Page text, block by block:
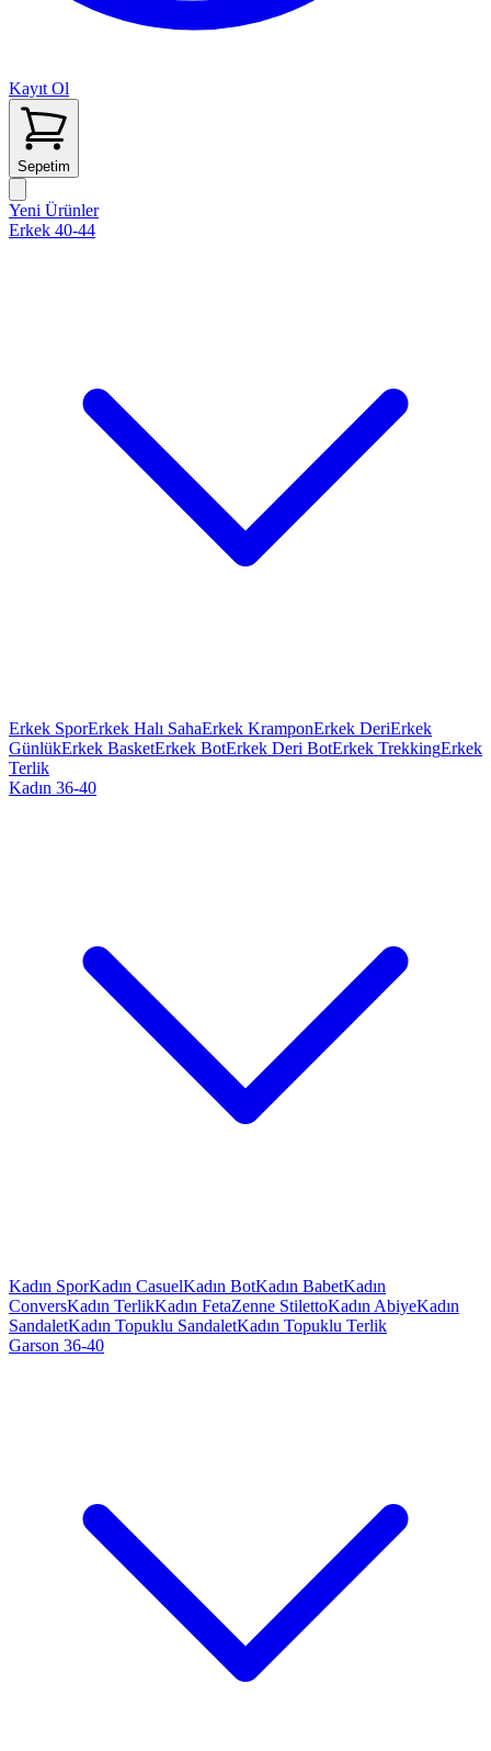
Kayıt Ol
Sepetim
Yeni Ürünler
Erkek 40-44
Erkek SporErkek Halı SahaErkek KramponErkek DeriErkek
GünlükErkek BasketErkek BotErkek Deri BotErkek TrekkingErkek
Terlik
Kadın 36-40
Kadın SporKadın CasuelKadın BotKadın BabetKadın
ConversKadın TerlikKadın FetaZenne StilettoKadın AbiyeKadın
SandaletKadın Topuklu SandaletKadın Topuklu Terlik
Garson 36-40